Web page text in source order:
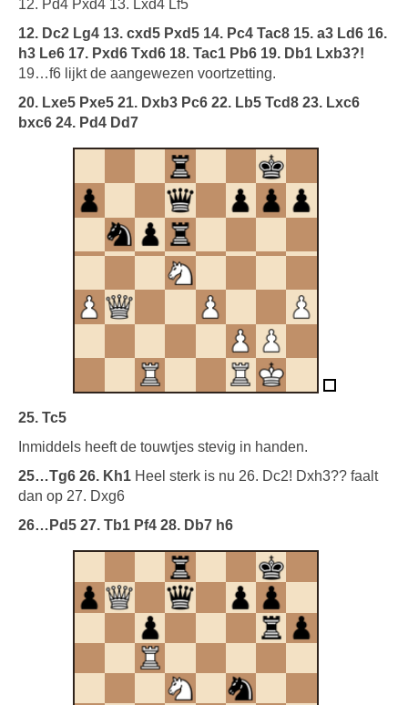
12. Pd4 Pxd4 13. Lxd4 Lf5
12. Dc2 Lg4 13. cxd5 Pxd5 14. Pc4 Tac8 15. a3 Ld6 16.
h3 Le6 17. Pxd6 Txd6 18. Tac1 Pb6 19. Db1 Lxb3?!
19…f6 lijkt de aangewezen voortzetting.
20. Lxe5 Pxe5 21. Dxb3 Pc6 22. Lb5 Tcd8 23. Lxc6
bxc6 24. Pd4 Dd7
25. Tc5
Inmiddels heeft de touwtjes stevig in handen.
25…Tg6 26. Kh1 Heel sterk is nu 26. Dc2! Dxh3?? faalt
dan op 27. Dxg6
26…Pd5 27. Tb1 Pf4 28. Db7 h6